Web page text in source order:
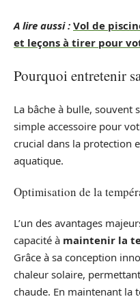
A lire aussi : Vol de
et leçons à tirer pour
Pourquoi entretenir
La bâche à bulle, souvent
simple accessoire pour
crucial dans la protection
aquatique.
Optimisation de la
L’un des avantages
capacité à maintenir la
Grâce à sa conception
chaleur solaire,
chaude. En maintenant la